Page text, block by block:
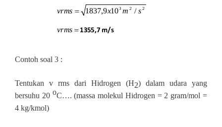
Contoh soal 3 :
Tentukan v rms dari Hidrogen (H2) dalam udara yang
bersuhu 20 oC…. (massa molekul Hidrogen = 2 gram/mol =
4 kg/kmol)